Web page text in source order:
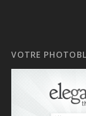
VOTRE